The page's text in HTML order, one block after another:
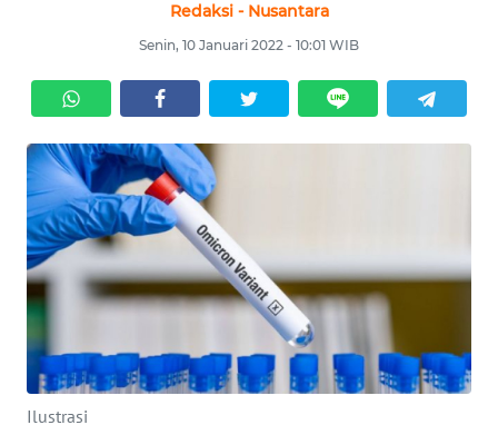
Redaksi - Nusantara
Senin, 10 Januari 2022 - 10:01 WIB
Ilustrasi
SERBA-
SERBI
OPINI
Informasi
INDEKS
BERITA
KONTAK
KAMI